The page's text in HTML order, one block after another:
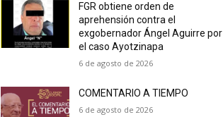
FGR obtiene orden de
aprehensión contra el
exgobernador Ángel Aguirre por
el caso Ayotzinapa
6 de agosto de 2026
COMENTARIO A TIEMPO
6 de agosto de 2026